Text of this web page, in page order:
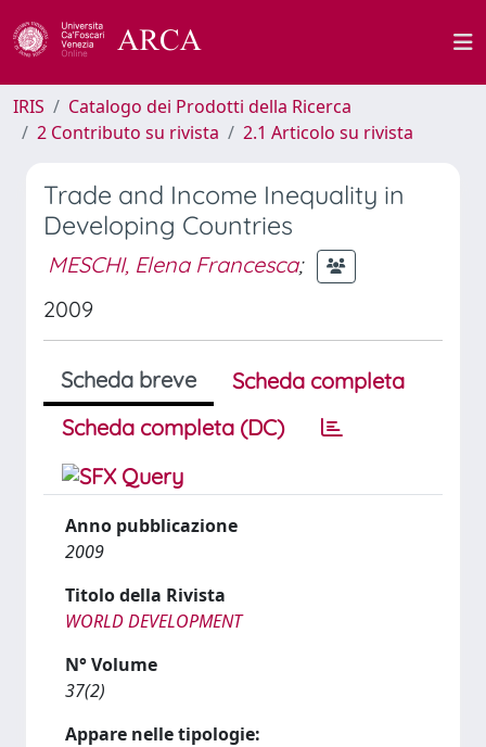
IRIS
Catalogo dei Prodotti della Ricerca
2 Contributo su rivista
2.1 Articolo su rivista
Trade and Income Inequality in
Developing Countries
MESCHI, Elena Francesca;
2009
Scheda breve
Scheda completa
Scheda completa (DC)
Anno pubblicazione
2009
Titolo della Rivista
WORLD DEVELOPMENT
N° Volume
37(2)
Appare nelle tipologie: